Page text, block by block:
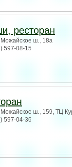
ресторан
Можайское ш., 18а
597-08-15
ш., 159, ТЦ
597-04-36